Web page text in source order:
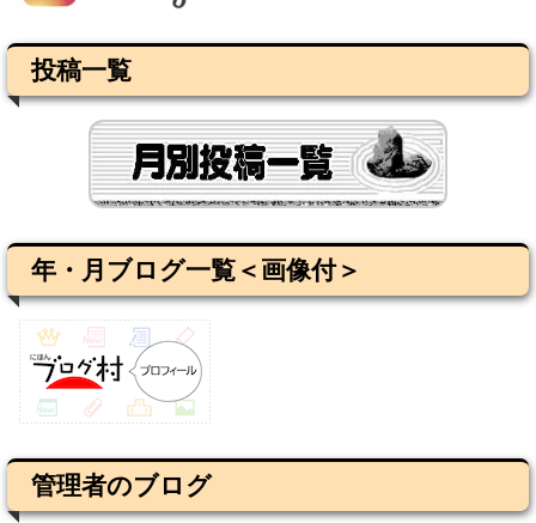
投稿一覧
年・月ブログ一覧＜画像付＞
管理者のブログ